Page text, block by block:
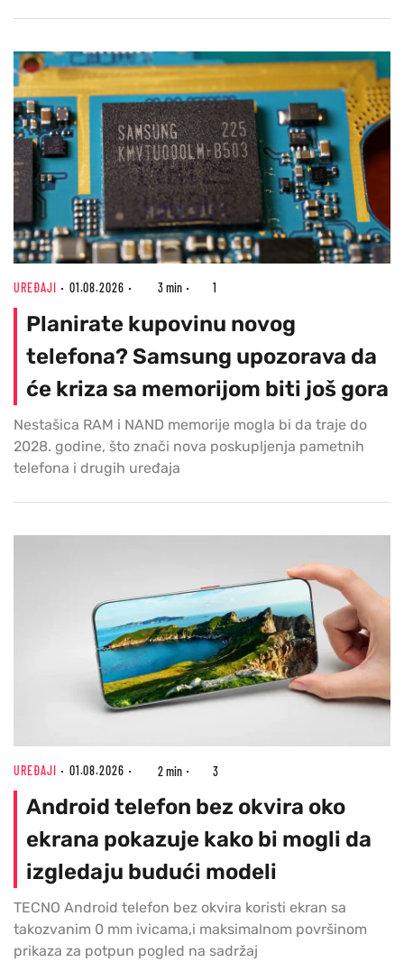
UREĐAJI 01.08.2026 3 min 1
Planirate kupovinu novog
telefona? Samsung upozorava da
će kriza sa memorijom biti još gora
Nestašica RAM i NAND memorije mogla bi da traje do
2028. godine, što znači nova poskupljenja pametnih
telefona i drugih uređaja
UREĐAJI 01.08.2026 2 min 3
Android telefon bez okvira oko
ekrana pokazuje kako bi mogli da
izgledaju budući modeli
TECNO Android telefon bez okvira koristi ekran sa
takozvanim 0 mm ivicama,i maksimalnom površinom
prikaza za potpun pogled na sadržaj